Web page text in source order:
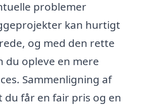
problemer
kan hurtigt
og med den rette
du opleve en mere
Sammenligning af
du får en fair pris og en